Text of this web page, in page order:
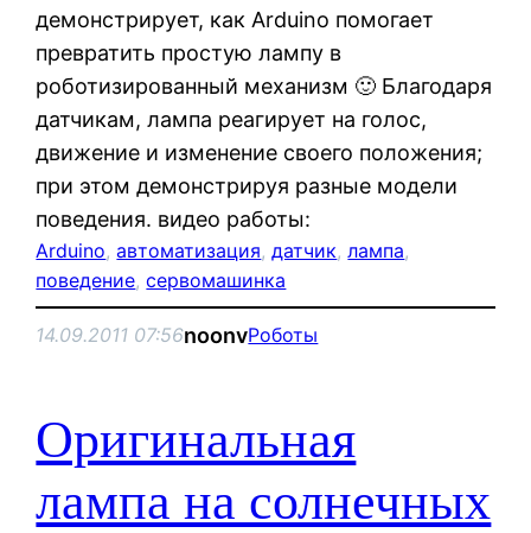
демонстрирует, как Arduino помогает
превратить простую лампу в
роботизированный механизм 🙂 Благодаря
датчикам, лампа реагирует на голос,
движение и изменение своего положения;
при этом демонстрируя разные модели
поведения. видео работы:
Arduino, автоматизация, датчик, лампа
поведение, сервомашинка
14.09.2011 07:56noonvРоботы
Оригинальная
лампа на солнечных